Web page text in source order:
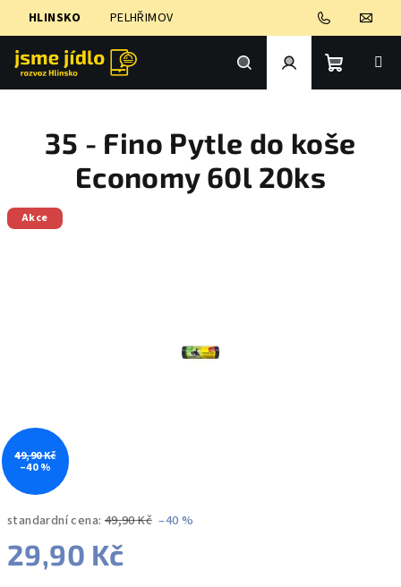
HLINSKO PELHŘIMOV
Hledat PřihlášeníNákupní
košík
standardní cena: 49,90 Kč –40 %
29,90 Kč
35 - Fino Pytle do koše
Economy 60l 20ks
Akce
49,90 Kč
–40 %